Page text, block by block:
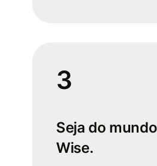
3
Seja do
Wise.